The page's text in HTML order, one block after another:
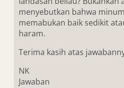
menyebutkan bahwa
memabukan baik sedikit
haram.
Terima kasih atas
NK
Jawaban